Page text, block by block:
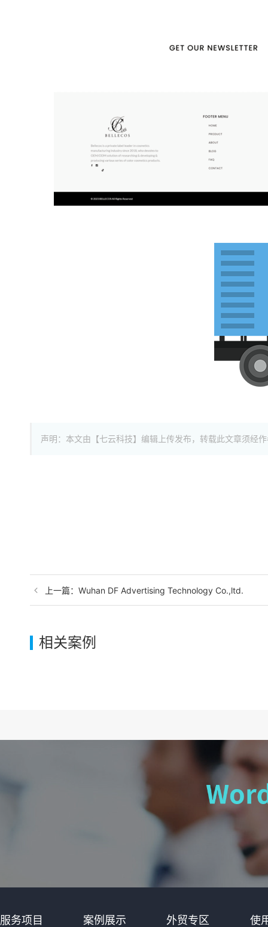
声明：本文由【七云科技】编辑上传发布，转载此文章须经
上一篇：Wuhan DF Advertising Technology Co.,ltd.
相关案例
服务项目 案例展示 外贸专区 使